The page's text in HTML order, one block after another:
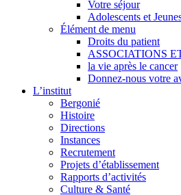
Votre séjour
Adolescents et
Élément de menu
Droits du patient
ASSOCIATIONS
la vie après le cancer
Donnez-nous votre
L’institut
Bergonié
Histoire
Directions
Instances
Recrutement
Projets d’établissement
Rapports d’activités
Culture & Santé